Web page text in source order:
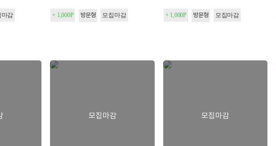
마감 + 1,000P 방문형 모집마감 + 1,000P 방문형 모집마감
모집마감 모집마감